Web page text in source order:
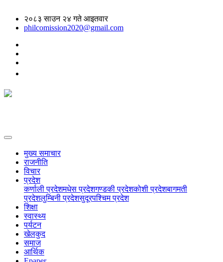
२०८३ साउन २४ गते आइतवार
philcomission2020@gmail.com
मुख्य समाचार
राजनीति
विचार
प्रदेश
कर्णाली प्रदेशमधेस प्रदेशगण्डकी प्रदेशकोशी प्रदेशबागमती
प्रदेशलुम्बिनी प्रदेशसुदूरपश्चिम प्रदेश
शिक्षा
स्वास्थ्य
पर्यटन
खेलकुद
समाज
आर्थिक